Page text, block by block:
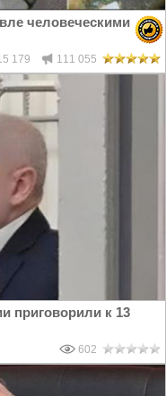
человеческими
179 111 055
приговорили к 13
602